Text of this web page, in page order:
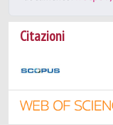
Citazioni